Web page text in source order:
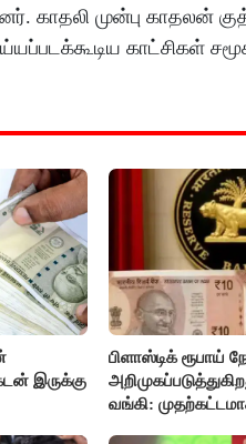
முன்பு காதலன்
காட்சிகள்
இருக்கு
பிளாஸ்டிக் ரூபாய்
வங்கி: